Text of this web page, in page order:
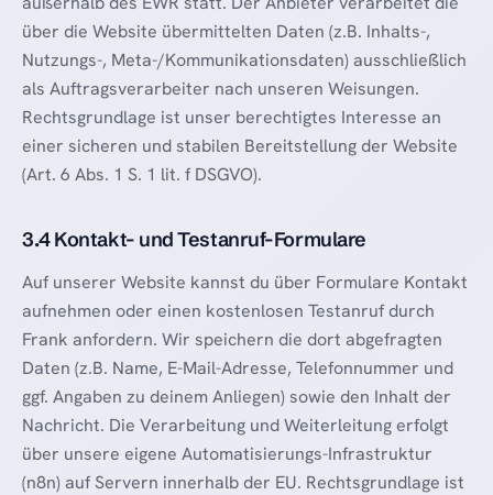
über die Website übermittelten Daten (z.B. Inhalts-,
Nutzungs-, Meta-/Kommunikationsdaten) ausschließlich
als Auftragsverarbeiter nach unseren Weisungen.
Rechtsgrundlage ist unser berechtigtes Interesse an
einer sicheren und stabilen Bereitstellung der Website
(Art. 6 Abs. 1 S. 1 lit. f DSGVO).
3.4 Kontakt- und Testanruf-Formulare
Auf unserer Website kannst du über Formulare Kontakt
aufnehmen oder einen kostenlosen Testanruf durch
Frank anfordern. Wir speichern die dort abgefragten
Daten (z.B. Name, E-Mail-Adresse, Telefonnummer und
ggf. Angaben zu deinem Anliegen) sowie den Inhalt der
Nachricht. Die Verarbeitung und Weiterleitung erfolgt
über unsere eigene Automatisierungs-Infrastruktur
(n8n) auf Servern innerhalb der EU. Rechtsgrundlage ist